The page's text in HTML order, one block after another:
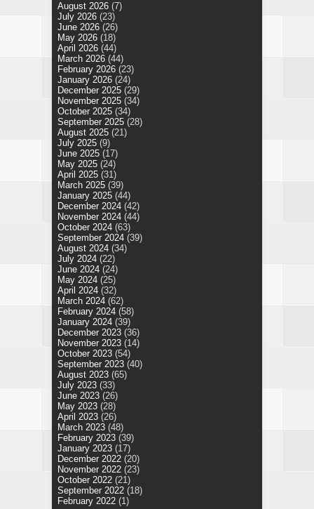
August 2026 (7)
July 2026 (23)
June 2026 (26)
May 2026 (18)
April 2026 (44)
March 2026 (44)
February 2026 (23)
January 2026 (24)
December 2025 (29)
November 2025 (34)
October 2025 (34)
September 2025 (28)
August 2025 (21)
July 2025 (9)
June 2025 (17)
May 2025 (24)
April 2025 (31)
March 2025 (39)
January 2025 (44)
December 2024 (42)
November 2024 (44)
October 2024 (63)
September 2024 (39)
August 2024 (34)
July 2024 (22)
June 2024 (24)
May 2024 (25)
April 2024 (32)
March 2024 (62)
February 2024 (58)
January 2024 (39)
December 2023 (36)
November 2023 (14)
October 2023 (54)
September 2023 (40)
August 2023 (65)
July 2023 (33)
June 2023 (26)
May 2023 (28)
April 2023 (26)
March 2023 (48)
February 2023 (39)
January 2023 (17)
December 2022 (20)
November 2022 (23)
October 2022 (21)
September 2022 (18)
February 2022 (1)